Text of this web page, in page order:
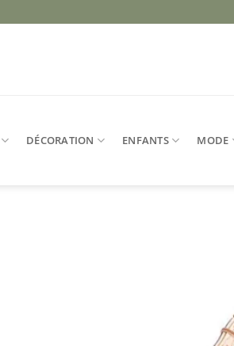
DÉCORATION ENFANTS MODE